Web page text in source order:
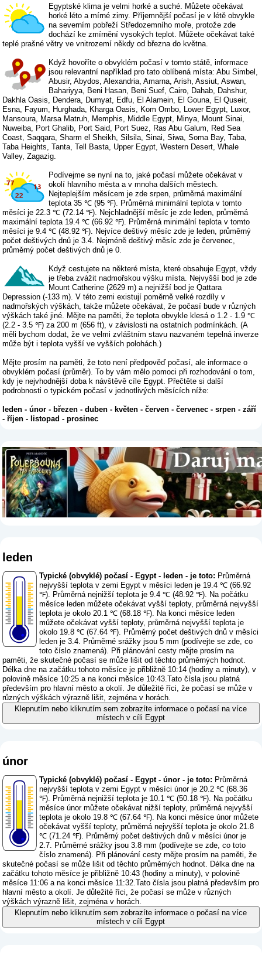
Egyptské klima je velmi horké a suché. Můžete očekávat
horké léto a mírné zimy. Příjemnější počasí je v létě obvykle
na severním pobřeží Středozemního moře, protože zde
dochází ke zmírnění vysokých teplot. Můžete očekávat také
teplé prašné větry ve vnitrozemí někdy od března do května.
Když hovoříte o obvyklém počasí v tomto státě, informace
jsou relevantní například pro tato oblíbená místa: Abu Simbel,
Abusir, Abydos, Alexandria, Amarna, Arish, Assiut, Aswan,
Bahariyya, Beni Hasan, Beni Suef, Cairo, Dahab, Dahshur,
Dakhla Oasis, Dendera, Dumyat, Edfu, El Alamein, El Gouna, El Quseir,
Esna, Fayum, Hurghada, Kharga Oasis, Kom Ombo, Lower Egypt, Luxor,
Mansoura, Marsa Matruh, Memphis, Middle Egypt, Minya, Mount Sinai,
Nuweiba, Port Ghalib, Port Said, Port Suez, Ras Abu Galum, Red Sea
Coast, Saqqara, Sharm el Sheikh, Silsila, Sinai, Siwa, Soma Bay, Taba,
Taba Heights, Tanta, Tell Basta, Upper Egypt, Western Desert, Whale
Valley, Zagazig.
Podívejme se nyní na to, jaké počasí můžete očekávat v
okolí hlavního města a v mnoha dalších městech.
Nejteplejším měsícem je zde srpen, průměrná maximální
teplota 35 ℃ (95 ℉). Průměrná minimální teplota v tomto
měsíci je 22.3 ℃ (72.14 ℉). Nejchladnější měsíc je zde leden, průměrná
maximální teplota 19.4 ℃ (66.92 ℉). Průměrná minimální teplota v tomto
měsíci je 9.4 ℃ (48.92 ℉). Nejvíce deštivý měsíc zde je leden, průměrný
počet deštivých dnů je 3.4. Nejméně deštivý měsíc zde je červenec,
průměrný počet deštivých dnů je 0.
Když cestujete na některé místa, které obsahuje Egypt, vždy
je třeba zvážit nadmořskou výšku místa. Nejvyšší bod je zde
Mount Catherine (2629 m) a nejnižší bod je Qattara
Depression (-133 m). V této zemi existují poměrně velké rozdíly v
nadmořských výškách, takže můžete očekávat, že počasí bude v různých
výškách také jiné. Mějte na paměti, že teplota obvykle klesá o 1.2 - 1.9 ℃
(2.2 - 3.5 ℉) za 200 m (656 ft), v závislosti na ostatních podmínkách. (A
měli bychom dodat, že ve velmi zvláštním stavu nazvaném tepelná inverze
může být i teplota vyšší ve vyšších polohách.)
Mějte prosím na paměti, že toto není předpověď počasí, ale informace o
obvyklém počasí (průměr). To by vám mělo pomoci při rozhodování o tom,
kdy je nejvhodnější doba k návštěvě cíle Egypt. Přečtěte si další
podrobnosti o typickém počasí v jednotlivých měsících níže:
leden -únor -březen -duben -květen -červen -červenec -srpen -září
-říjen -listopad -prosinec
leden
Typické (obvyklé) počasí - Egypt - leden - je toto: Průměrná
nejvyšší teplota v zemi Egypt v měsíci leden je 19.4 ℃ (66.92
℉). Průměrná nejnižší teplota je 9.4 ℃ (48.92 ℉). Na počátku
měsíce leden můžete očekávat vyšší teploty, průměrná nejvyšší
teplota je okolo 20.1 ℃ (68.18 ℉). Na konci měsíce leden
můžete očekávat vyšší teploty, průměrná nejvyšší teplota je
okolo 19.8 ℃ (67.64 ℉). Průměrný počet deštivých dnů v měsíci
leden je 3.4. Průměrné srážky jsou 5 mm (podívejte se zde, co
toto číslo znamená). Při plánování cesty mějte prosím na
paměti, že skutečné počasí se může lišit od těchto průměrných hodnot.
Délka dne na začátku tohoto měsíce je přibližně 10:14 (hodiny a minuty), v
polovině měsíce 10:25 a na konci měsíce 10:43.Tato čísla jsou platná
především pro hlavní město a okolí. Je důležité říci, že počasí se může v
různých výškách výrazně lišit, zejména v horách.
Klepnutím nebo kliknutím sem zobrazíte informace o počasí na více
místech v cíli Egypt
únor
Typické (obvyklé) počasí - Egypt - únor - je toto: Průměrná
nejvyšší teplota v zemi Egypt v měsíci únor je 20.2 ℃ (68.36
℉). Průměrná nejnižší teplota je 10.1 ℃ (50.18 ℉). Na počátku
měsíce únor můžete očekávat nižší teploty, průměrná nejvyšší
teplota je okolo 19.8 ℃ (67.64 ℉). Na konci měsíce únor můžete
očekávat vyšší teploty, průměrná nejvyšší teplota je okolo 21.8
℃ (71.24 ℉). Průměrný počet deštivých dnů v měsíci únor je
2.7. Průměrné srážky jsou 3.8 mm (podívejte se zde, co toto
číslo znamená). Při plánování cesty mějte prosím na paměti, že
skutečné počasí se může lišit od těchto průměrných hodnot. Délka dne na
začátku tohoto měsíce je přibližně 10:43 (hodiny a minuty), v polovině
měsíce 11:06 a na konci měsíce 11:32.Tato čísla jsou platná především pro
hlavní město a okolí. Je důležité říci, že počasí se může v různých
výškách výrazně lišit, zejména v horách.
Klepnutím nebo kliknutím sem zobrazíte informace o počasí na více
místech v cíli Egypt